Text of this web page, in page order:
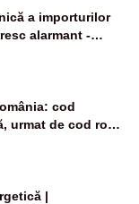
a importurilor
alarmant -
cod
urmat de cod roșu
urcă spre 40°C
|